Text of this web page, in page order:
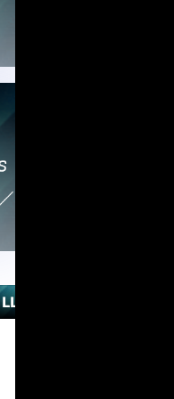
LLEVATE UN